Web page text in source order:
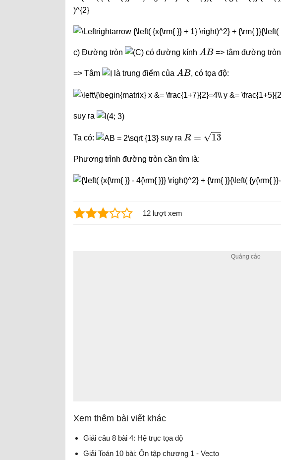
c) Đường tròn có đường kính
A B
=> tâm đường tròn
=> Tâm là trung điểm của
A B
, có tọa độ:
suy ra
Ta có: suy ra
R
Phương trình đường tròn cần tìm là:
12 lượt xem
Xem thêm bài viết khác
Giải câu 8 bài 4: Hệ trục tọa độ
Giải Toán 10 bài: Ôn tập chương 1 - Vecto